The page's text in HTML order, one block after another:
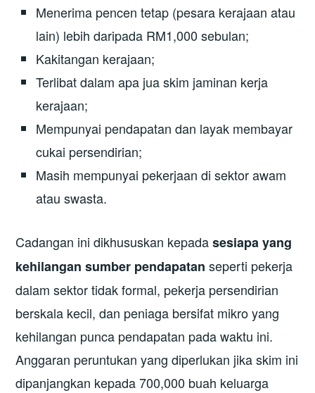
Menerima pencen tetap (pesara kerajaan atau
lain) lebih daripada RM1,000 sebulan;
Kakitangan kerajaan;
Terlibat dalam apa jua skim jaminan kerja
kerajaan;
Mempunyai pendapatan dan layak membayar
cukai persendirian;
Masih mempunyai pekerjaan di sektor awam
atau swasta.
Cadangan ini dikhususkan kepadasesiapa yang
kehilangan sumber pendapatan seperti pekerja
dalam sektor tidak formal, pekerja persendirian
berskala kecil, dan peniaga bersifat mikro yang
kehilangan punca pendapatan pada waktu ini.
Anggaran peruntukan yang diperlukan jika skim ini
dipanjangkan kepada 700,000 buah keluarga